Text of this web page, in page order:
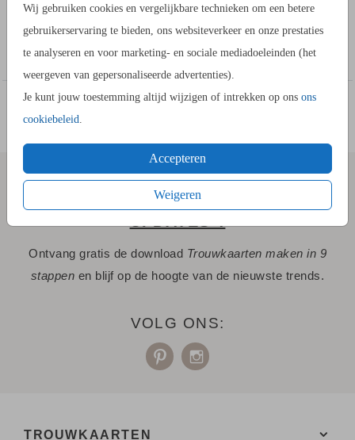
Wij gebruiken cookies en vergelijkbare technieken om een betere
gebruikerservaring te bieden, ons websiteverkeer en onze prestaties
te analyseren en voor marketing- en sociale mediadoeleinden (het
weergeven van gepersonaliseerde advertenties).
Je kunt jouw toestemming altijd wijzigen of intrekken op ons ons
cookiebeleid.
Accepteren
Weigeren
jullie stijl te maken. Als je een gekleurde achtergrond wilt
hebben moet deze kleur in sterk contrast zijn tot de tekst,
Zorg er voor dat de tekst goed leesbaar is.
Je ontvangt 14 stickers per vel. Kies eerst hoeveel vellen je
wilt bestellen voordat je verder gaat.
COLLECTIE
Maak hier zelfje eigen collectie.
SCHRIJF JE IN VOOR "STIJLVOLLE
Ontvang gratis de download Trouwkaarten maken in 9
stappen en blijf op de hoogte van de nieuwste trends.
VOLG ONS:
TROUWKAARTEN